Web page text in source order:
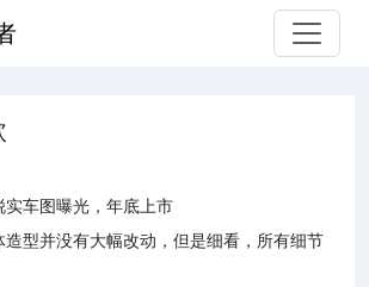
车图曝光，年底上市
型并没有大幅改动，但是细看，所有细节